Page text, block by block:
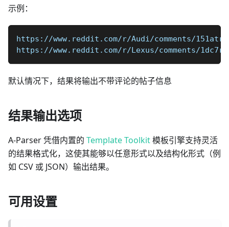
示例：
https://www.reddit.com/r/Audi/comments/
https://www.reddit.com/r/Lexus/comments/
默认情况下，结果将输出不带评论的帖子信息
结果输出选项
A-Parser 凭借内置的 Template Toolkit模板引擎支持灵活
的结果格式化，这使其能够以任意形式以及结构化形式（例
如 CSV 或 JSON）输出结果。
可用设置